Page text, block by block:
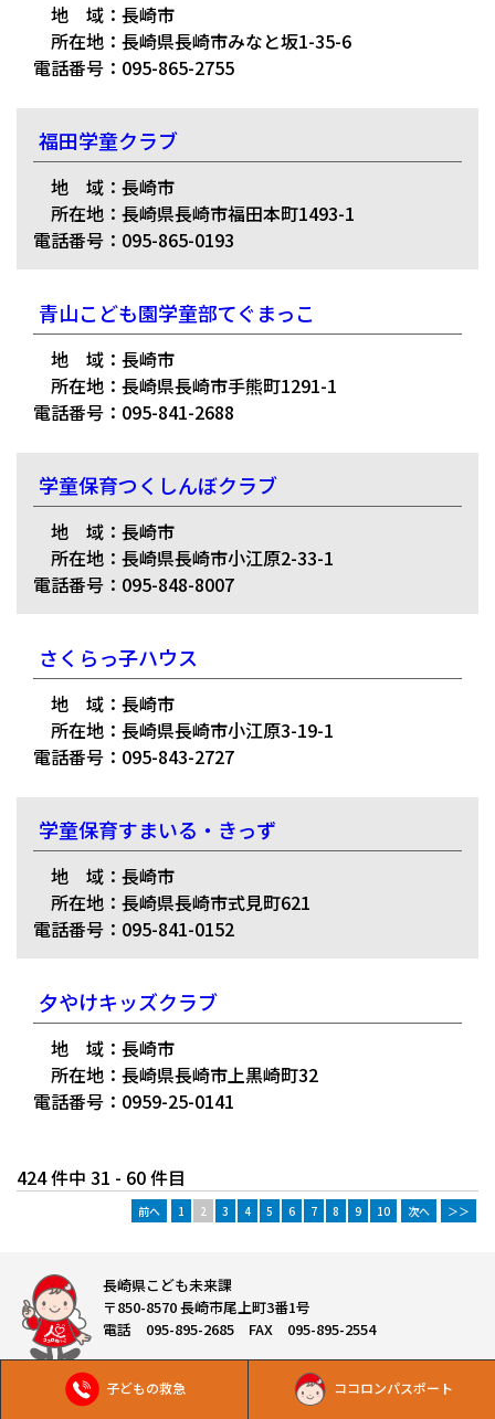
子どもの救急 ココロンパスポート
地 域：長崎市
所在地：長崎県長崎市みなと坂1-35-6
電話番号：095-865-2755
福田学童クラブ
地 域：長崎市
所在地：長崎県長崎市福田本町1493-1
電話番号：095-865-0193
青山こども園学童部てぐまっこ
地 域：長崎市
所在地：長崎県長崎市手熊町1291-1
電話番号：095-841-2688
学童保育つくしんぼクラブ
地 域：長崎市
所在地：長崎県長崎市小江原2-33-1
電話番号：095-848-8007
さくらっ子ハウス
地 域：長崎市
所在地：長崎県長崎市小江原3-19-1
電話番号：095-843-2727
学童保育すまいる・きっず
地 域：長崎市
所在地：長崎県長崎市式見町621
電話番号：095-841-0152
夕やけキッズクラブ
地 域：長崎市
所在地：長崎県長崎市上黒崎町32
電話番号：0959-25-0141
424 件中 31 - 60 件目
前へ 1 2 3 4 5 6 7 8 9 10 次へ ＞＞
長崎県こども未来課
〒850-8570 長崎市尾上町3番1号
電話 095-895-2685 FAX 095-895-2554
Copyright © 長崎県こども未来課 All Rights Reserved.